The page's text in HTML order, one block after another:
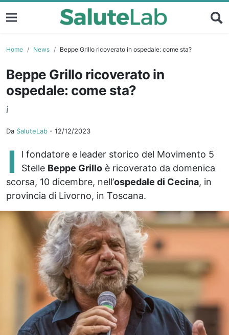
Home News Beppe Grillo ricoverato in ospedale: come sta?
Beppe Grillo ricoverato in
ospedale: come sta?
ì
Da SaluteLab - 12/12/2023
I
l fondatore e leader storico del Movimento 5
Stelle Beppe Grillo è ricoverato da domenica
scorsa, 10 dicembre, nell’ospedale di Cecina, in
provincia di Livorno, in Toscana.